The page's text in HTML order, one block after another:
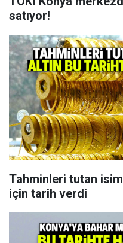
satıyor!
Tahminleri tutan
için tarih verdi